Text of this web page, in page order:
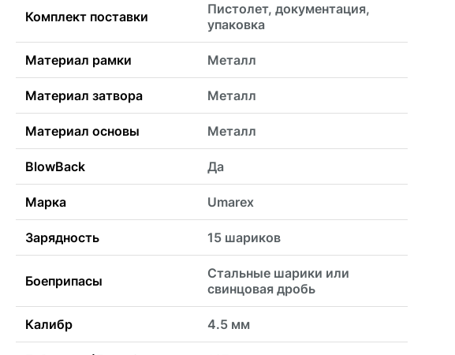
Комплект поставки
Пистолет, документация,
упаковка
Материал рамки Металл
Материал затвора Металл
Материал основы Металл
BlowBack Да
Марка Umarex
Зарядность 15 шариков
Боеприпасы
Стальные шарики или
свинцовая дробь
Калибр 4.5 мм